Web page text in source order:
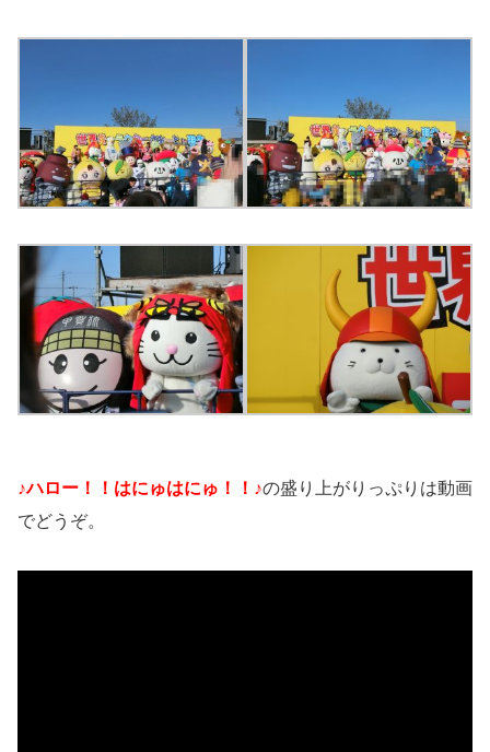
♪ハロー！！はにゅはにゅ！！♪の盛り上がりっぷりは動画
でどうぞ。